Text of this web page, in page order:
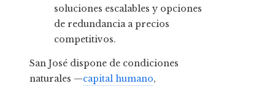
soluciones escalables y opciones
de redundancia a precios
competitivos.
San José dispone de condiciones
naturales —capital humano,